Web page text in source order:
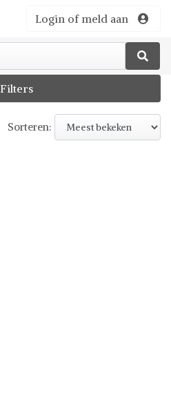
Login of meld aan
Filters
Sorteren: